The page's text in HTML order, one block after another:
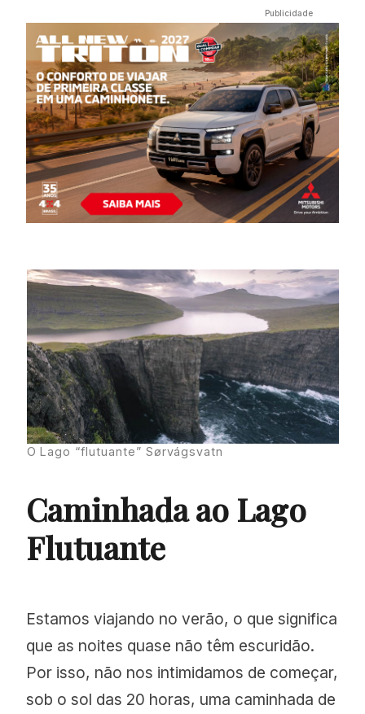
O Lago “flutuante” Sørvágsvatn
Caminhada ao Lago
Flutuante
Estamos viajando no verão, o que significa
que as noites quase não têm escuridão.
Por isso, não nos intimidamos de começar,
sob o sol das 20 horas, uma caminhada de